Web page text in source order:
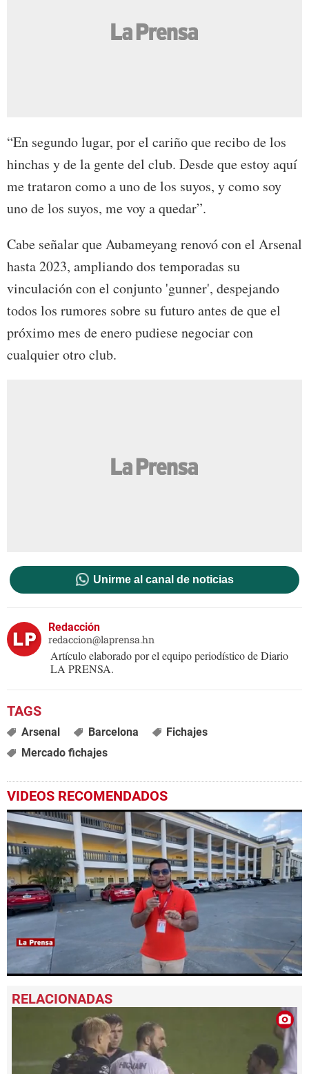
“En segundo lugar, por el cariño que recibo de los
hinchas y de la gente del club. Desde que estoy aquí
me trataron como a uno de los suyos, y como soy
uno de los suyos, me voy a quedar”.
Cabe señalar que Aubameyang renovó con el Arsenal
hasta 2023, ampliando dos temporadas su
vinculación con el conjunto 'gunner', despejando
todos los rumores sobre su futuro antes de que el
próximo mes de enero pudiese negociar con
cualquier otro club.
Unirme al canal de noticias
Redacción
redaccion@laprensa.hn
Artículo elaborado por el equipo periodístico de Diario
LA PRENSA.
Arsenal Barcelona
Fichajes
Mercado fichajes
VIDEOS RECOMENDADOS
seconds
of